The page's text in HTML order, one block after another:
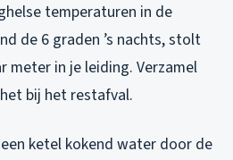
temperaturen in de
de 6 graden ’s nachts, stolt
meter in je leiding. Verzamel
bij het restafval.
ketel kokend water door de